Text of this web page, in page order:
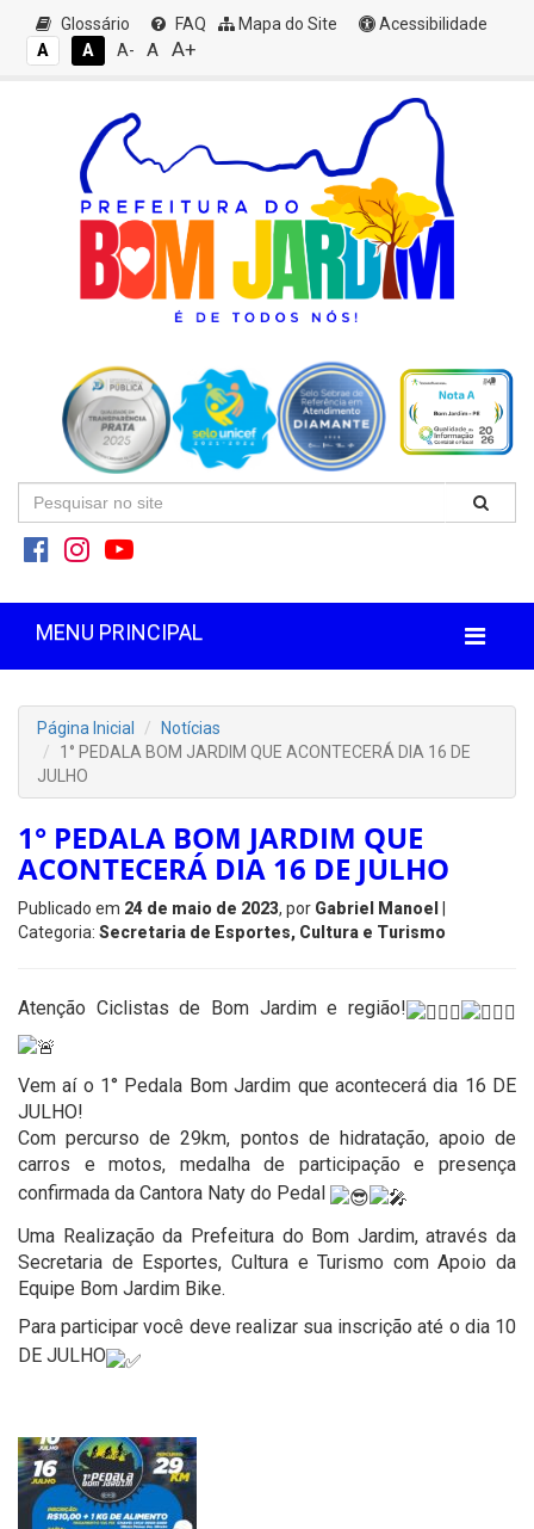
Glossário FAQ Mapa do Site
Acessibilidade
A
A A- A A+
MENU PRINCIPAL
Página Inicial
Notícias
1° PEDALA BOM JARDIM QUE ACONTECERÁ DIA 16 DE
JULHO
1° PEDALA BOM JARDIM QUE
ACONTECERÁ DIA 16 DE JULHO
Publicado em 24 de maio de 2023, por Gabriel Manoel
Categoria: Secretaria de Esportes, Cultura e Turismo
Atenção Ciclistas de Bom Jardim e região!
Vem aí o 1° Pedala Bom Jardim que acontecerá dia 16 DE
JULHO!
Com percurso de 29km, pontos de hidratação, apoio de
carros e motos, medalha de participação e presença
confirmada da Cantora Naty do Pedal
Uma Realização da Prefeitura do Bom Jardim, através da
Secretaria de Esportes, Cultura e Turismo com Apoio da
Equipe Bom Jardim Bike.
Para participar você deve realizar sua inscrição até o dia 10
DE JULHO
'